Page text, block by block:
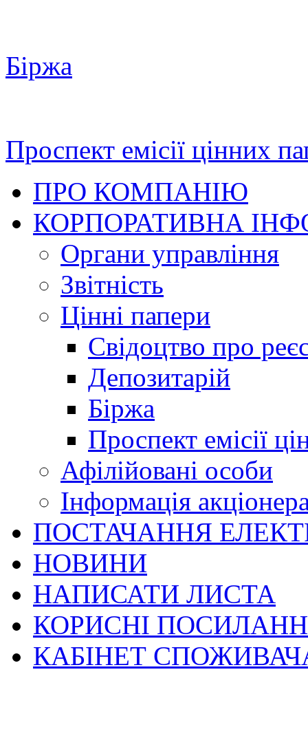
Біржа
Проспект емісії цінних
ПРО КОМПАНІЮ
КОРПОРАТИВНА
Органи управління
Звітність
Цінні папери
Свідоцтво про
Депозитарій
Біржа
Проспект емісії
Афілійовані особи
Інформація
ПОСТАЧАННЯ
НОВИНИ
НАПИСАТИ ЛИСТА
КОРИСНІ
КАБІНЕТ